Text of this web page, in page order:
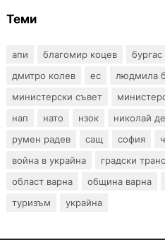
Теми
апи благомир коцев бургас
дмитро колев
ес людмила
министерски съвет
нап
нато нзок николай
румен радев
сащ софия
война в украйна
градски
област варна
община варна
туризъм
украйна